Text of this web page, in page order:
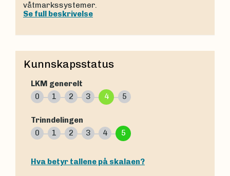
våtmarkssystemer.
Se full beskrivelse
Kunnskapsstatus
LKM generelt
0
1 2 3 4 5
Trinndelingen
0
1 2 3 4 5
Hva betyr tallene på skalaen?